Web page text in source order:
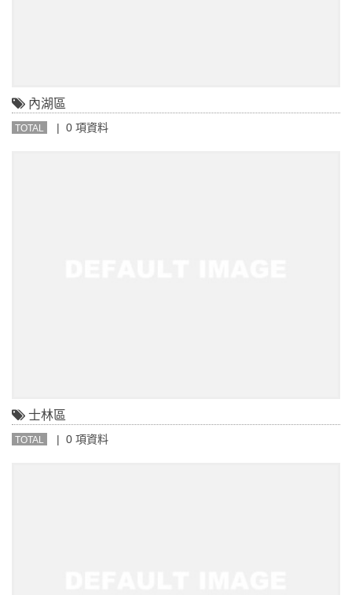
內湖區
TOTAL | 0 項資料
士林區
TOTAL | 0 項資料